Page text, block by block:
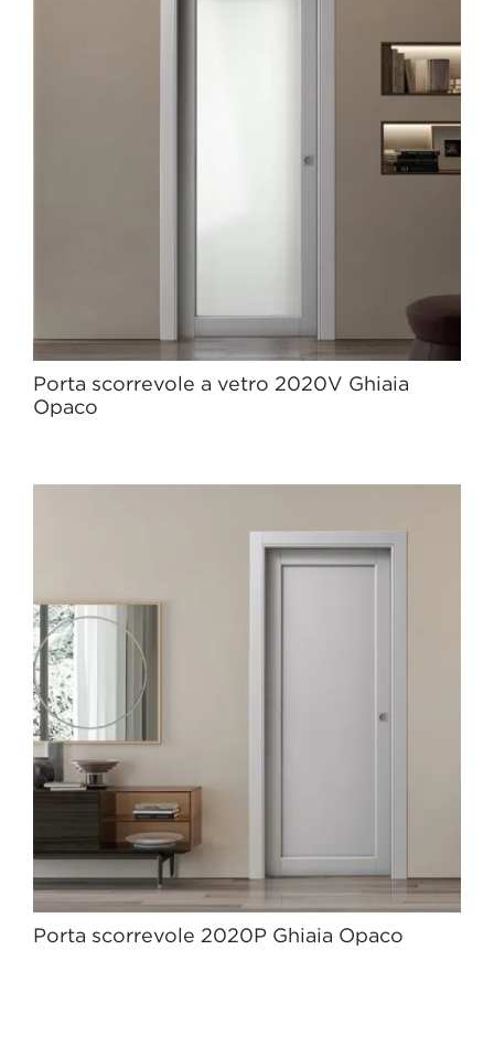
Porta scorrevole a vetro 2020V Ghiaia
Opaco
Porta scorrevole 2020P Ghiaia Opaco